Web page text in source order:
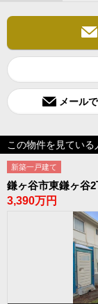
メール
この物件を見てい
新築一戸建て
鎌ヶ谷市東鎌ヶ谷
3,390万円